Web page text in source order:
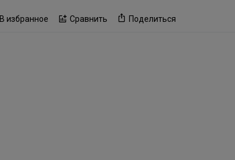
В избранное Сравнить Поделиться